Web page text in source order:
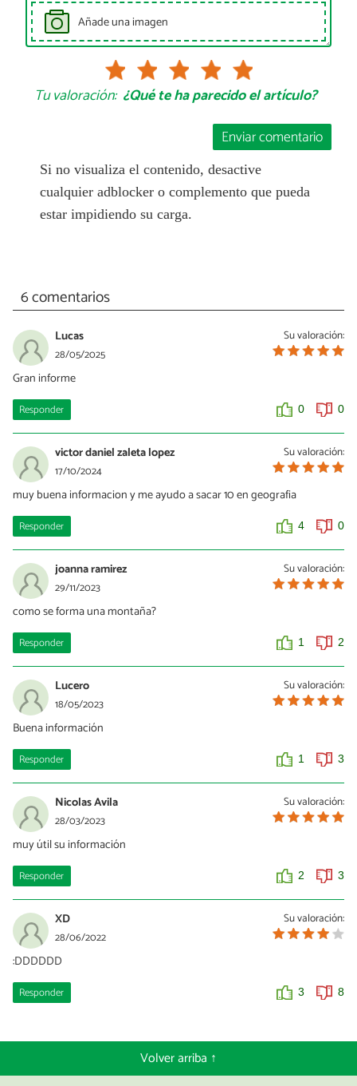
Añade una imagen
Tu valoración: ¿Qué te ha parecido el artículo?
Enviar comentario
Si no visualiza el contenido, desactive
cualquier adblocker o complemento que pueda
estar impidiendo su carga.
6 comentarios
Su valoración:
Lucas
28/05/2025
Gran informe
Responder 0 0
Su valoración:
victor daniel zaleta lopez
17/10/2024
muy buena informacion y me ayudo a sacar 10 en geografia
Responder 4 0
Su valoración:
joanna ramirez
29/11/2023
como se forma una montaña?
Responder 1 2
Su valoración:
Lucero
18/05/2023
Buena información
Responder 1 3
Su valoración:
Nicolas Avila
28/03/2023
muy útil su información
Responder 2 3
Su valoración:
XD
28/06/2022
:DDDDDD
Responder 3 8
Volver arriba ↑